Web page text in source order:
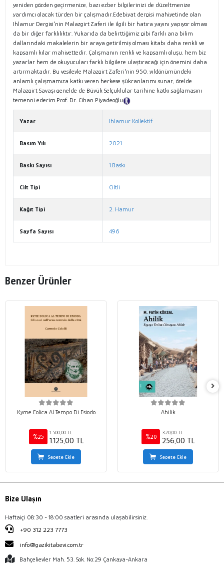
yeniden gözden geçirmenize, bazı ezber bilgilerinizi de düzeltmenize
yardımcı olacak türden bir çalışmadır.Edebiyat dergisi mahiyetinde olan
Ihlamur Dergisi'nin Malazgirt Zaferi ile ilgili bir hatıra yayını yapıyor olması
da bir diğer farklılıktır. Yukarıda da belirttiğimiz gibi farklı ana bilim
dallarındaki makalelerin bir araya getirilmiş olması kitabı daha renkli ve
kapsamlı kılar mahiyettedir. Çalışmanın renkli ve kapsamlı oluşu, hem biz
yazarlar hem de okuyucuları farklı bilgilere ulaştıracağı için önemini daha
artırmaktadır. Bu vesileyle Malazgirt Zaferi'nin 950. yıldönümündeki
anlamlı çalışmamıza katkı veren herkese şükranlarımı sunar, özelde
Malazgirt Savaşı genelde de Büyük Selçuklular tarihine katkı sağlamasını
temenni ederim.Prof. Dr. Cihan Piyadeoğlu
Yazar Ihlamur Kollektif
Basım Yılı 2021
Baskı Sayısı 1.Baskı
Cilt Tipi Ciltli
Kağıt Tipi 2. Hamur
Sayfa Sayısı 496
Benzer Ürünler
Kyme Eolica Al Tempo Di Esiodo
%25
1.500,00 TL
1.125,00 TL
Sepete Ekle
Ahilik
%20
320,00 TL
256,00 TL
Sepete Ekle
Bize Ulaşın
Haftaiçi 08:30 - 18:00 saatleri arasında ulaşabilirsiniz.
+90 312 223 7773
info@gazikitabevi.com.tr
Bahçelievler Mah. 53. Sok. No:29 Çankaya-Ankara